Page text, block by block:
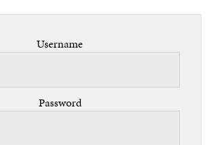
Username
Password